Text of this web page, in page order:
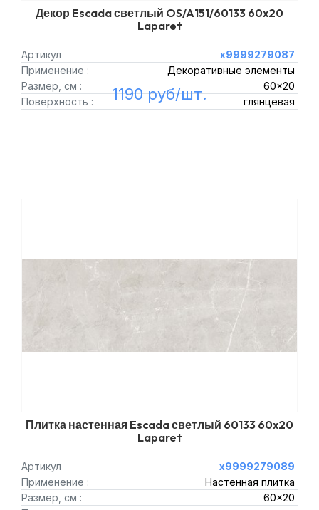
Декор Escada светлый OS/A151/60133 60x20
Laparet
Артикул
х9999279087
Применение :
Декоративные элементы
Размер, см :
60x20
Поверхность :
глянцевая
1190 руб/шт.
Плитка настенная Escada светлый 60133 60x20
Laparet
Артикул
х9999279089
Применение :
Настенная плитка
Размер, см :
60x20